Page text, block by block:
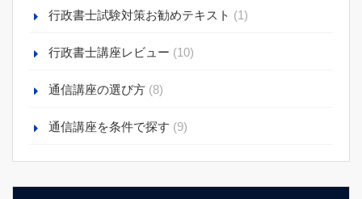
行政書士試験対策お勧めテキスト (1)
行政書士講座レビュー (10)
通信講座の選び方 (8)
通信講座を条件で探す (9)